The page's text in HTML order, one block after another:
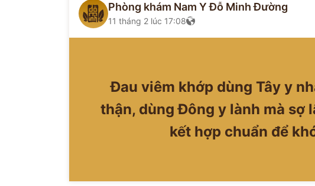
Phòng khám Nam Y Đỗ Minh Đường
11 tháng 2 lúc 17:08
Đau viêm khớp dùng Tây y
thận, dùng Đông y lành mà sợ
kết hợp chuẩn để